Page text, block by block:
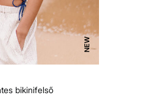
NEW
bikinifelső